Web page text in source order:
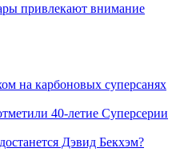
привлекают внимание
на карбоновых суперсанях
40-летие Суперсерии
Дэвид Бекхэм?